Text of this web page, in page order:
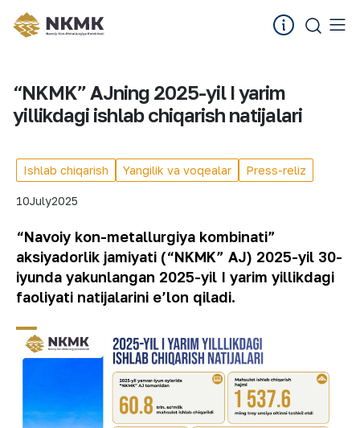
“NKMK” AJning 2025-yil I yarim
yillikdagi ishlab chiqarish natijalari
Ishlab chiqarish Yangilik va voqealar Press-reliz
10July2025
“Navoiy kon-metallurgiya kombinati”
aksiyadorlik jamiyati (“NKMK” AJ) 2025-yil 30-
iyunda yakunlangan 2025-yil I yarim yillikdagi
faoliyati natijalarini e’lon qiladi.